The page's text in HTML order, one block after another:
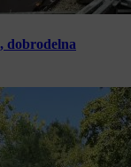
dobrodelna